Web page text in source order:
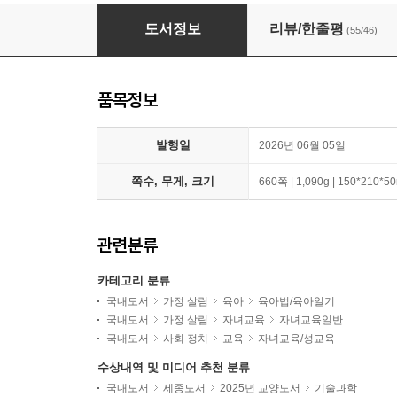
너무 빨리 배우는 아이들 + 천근아의 느린 아이
도서정보 리뷰/한줄평 (55/46)
품목정보
발행일 2026년 06월 05일
쪽수, 무게, 크기 660쪽 | 1,090g |
관련분류
카테고리 분류
국내도서 가정 살림 육아
육아법/육아일기
국내도서
가정 살림 자녀교육
자녀교육일반
국내도서
사회 정치 교육 자녀교육/성교육
수상내역 및 미디어 추천 분류
국내도서 세종도서 2025년 교양도서
기술과학